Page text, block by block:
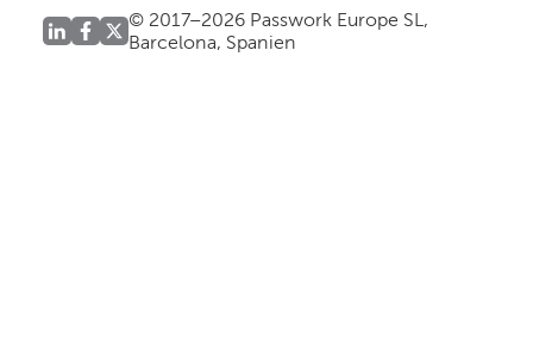
© 2017–2026 Passwork Europe SL,
Barcelona, Spanien